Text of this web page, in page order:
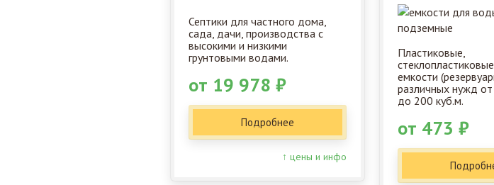
Септики для частного дома,
сада, дачи, производства с
высокими и низкими
грунтовыми водами.
от 19 978 ₽
Подробнее
↑ цены и инфо
Пластиковые,
емкости
различных нужд
до 200 куб.м.
от 473 ₽